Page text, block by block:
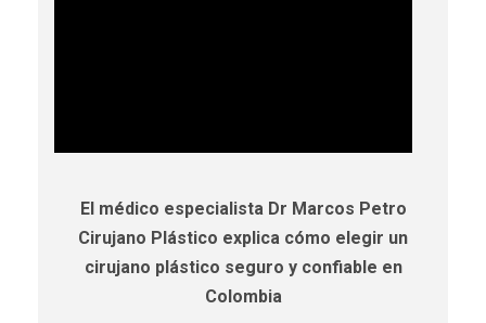
El médico especialista Dr Marcos Petro
Cirujano Plástico explica cómo elegir un
cirujano plástico seguro y confiable en
Colombia